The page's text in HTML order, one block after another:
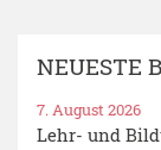
NEUESTE
Lehr- und
7. August 2026